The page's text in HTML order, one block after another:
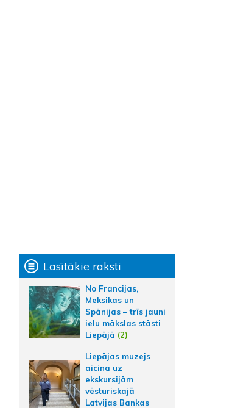
Lasītākie raksti
No Francijas,
Meksikas un
Spānijas – trīs jauni
ielu mākslas stāsti
Liepājā (2)
Liepājas muzejs
aicina uz
ekskursijām
vēsturiskajā
Latvijas Bankas